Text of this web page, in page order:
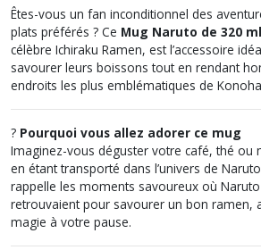
Êtes-vous un fan inconditionnel des
plats préférés ? Ce Mug Naruto de 320 ml
célèbre Ichiraku Ramen, est l’accessoire
savourer leurs boissons tout en rendant
endroits les plus emblématiques de
? Pourquoi vous allez adorer ce mug
Imaginez-vous déguster votre café, thé ou
en étant transporté dans l’univers de
rappelle les moments savoureux où
retrouvaient pour savourer un bon ramen,
magie à votre pause.